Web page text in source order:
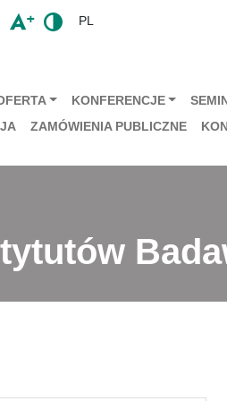
PL
KONFERENCJE
ZAMÓWIENIA PUBLICZNE